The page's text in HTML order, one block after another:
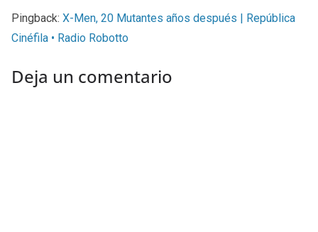
Pingback: X-Men, 20 Mutantes años después | República
Cinéfila • Radio Robotto
Deja un comentario